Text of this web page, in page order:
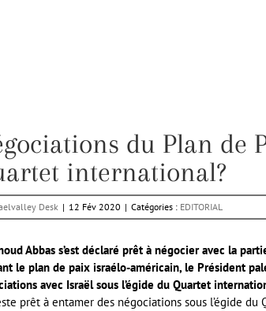
du Plan de
international?
Desk | 12 Fév 2020 | Catégories : EDITORIAL
Abbas s’est déclaré prêt à négocier avec la
le plan de paix israélo-américain, le Président
avec Israël sous l’égide du Quartet
prêt à entamer des négociations sous l’égide